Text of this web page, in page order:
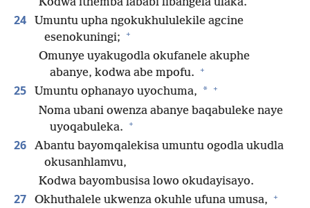
24
Umuntu upha ngokukhululekile agcine
esenokuningi; +
Omunye uyakugodla okufanele akuphe
abanye, kodwa abe mpofu. +
25 Umuntu ophanayo uyochuma, * +
Noma ubani owenza abanye baqabuleke naye
uyoqabuleka. +
26
Abantu bayomqalekisa umuntu ogodla ukudla
okusanhlamvu,
Kodwa bayombusisa lowo okudayisayo.
27 Okhuthalele ukwenza okuhle ufuna umusa, +